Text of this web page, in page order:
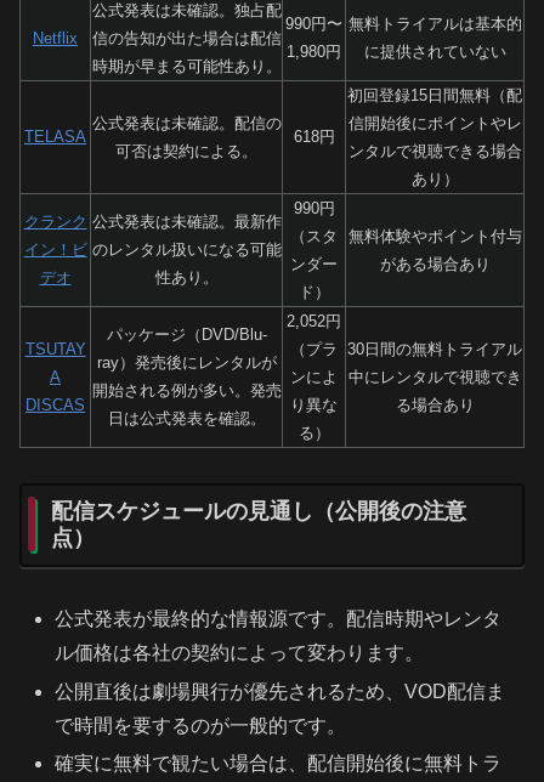
Netflix
公式発表は未確認。独占配
信の告知が出た場合は配信
時期が早まる可能性あり。
990円〜
1,980円
無料トライアルは基本的
に提供されていない
TELASA
公式発表は未確認。配信の
可否は契約による。
618円
初回登録15日間無料（配
信開始後にポイントやレ
ンタルで視聴できる場合
あり）
クランク
イン！ビ
デオ
公式発表は未確認。最新作
のレンタル扱いになる可能
性あり。
990円
（スタ
ンダー
ド）
無料体験やポイント付与
がある場合あり
TSUTAY
A
DISCAS
パッケージ（DVD/Blu-
ray）発売後にレンタルが
開始される例が多い。発売
日は公式発表を確認。
2,052円
（プラ
ンによ
り異な
る）
30日間の無料トライアル
中にレンタルで視聴でき
る場合あり
配信スケジュールの見通し（公開後の注意
点）
公式発表が最終的な情報源です。配信時期やレンタ
ル価格は各社の契約によって変わります。
公開直後は劇場興行が優先されるため、VOD配信ま
で時間を要するのが一般的です。
確実に無料で観たい場合は、配信開始後に無料トラ